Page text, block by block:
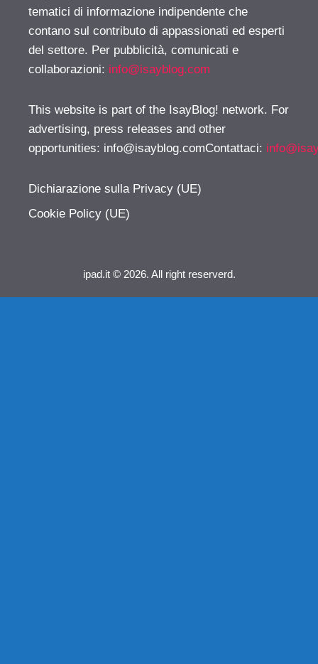
tematici di informazione indipendente che
contano sul contributo di appassionati ed esperti
del settore. Per pubblicità, comunicati e
collaborazioni: info@isayblog.com
This website is part of the IsayBlog! network. For
advertising, press releases and other
opportunities: info@isayblog.comContattaci:
Dichiarazione sulla Privacy (UE)
Cookie Policy (UE)
ipad.it © 2026. All right reserverd.